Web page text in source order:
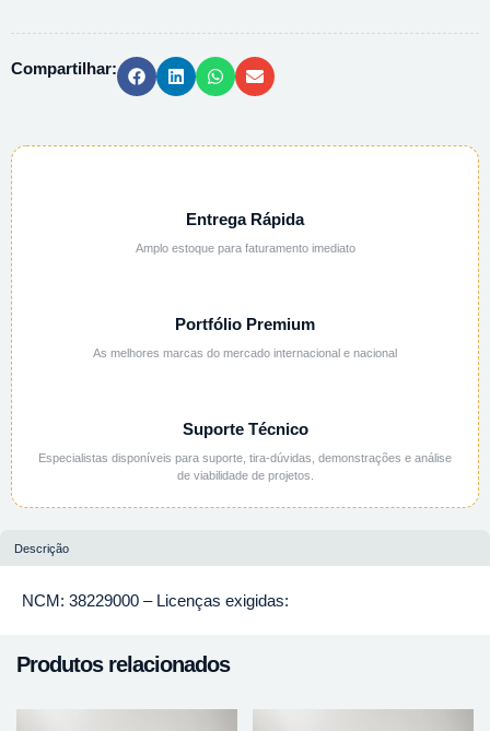
500ML
Compartilhar:
Entrega Rápida
Amplo estoque para faturamento imediato
Portfólio Premium
As melhores marcas do mercado internacional e nacional
Suporte Técnico
Especialistas disponíveis para suporte, tira-dúvidas, demonstrações e análise
de viabilidade de projetos.
Descrição
NCM: 38229000 – Licenças exigidas:
Produtos relacionados